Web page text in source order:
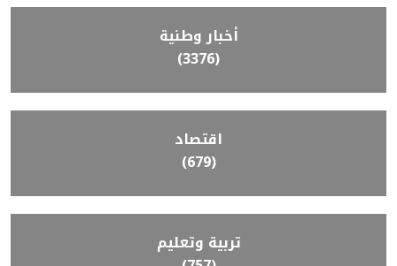
أخبار وطنية
(3376)
اقتصاد
(679)
تربية وتعليم